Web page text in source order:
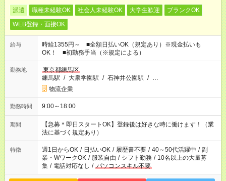
派遣 職種未経験OK 社会人未経験OK 大学生歓迎
ブランクOK
WEB登録・面接OK
給与
時給1355円～ ■全額日払いOK（規定あり）※現金払いも
OK！ ■初勤務手当（※規定による）
勤務地
東京都練馬区
練馬駅 / 大泉学園駅 / 石神井公園駅 / …
物流企業
勤務時間 9:00～18:00
期間
【急募＊即日スタートOK】登録後は好きな時に働けます！（業
法に基づく規定あり）
特徴 週1日からOK / 日払いOK / 履歴書不要 / 40～50代活躍中 / 副
業・WワークOK / 服装自由 / シフト勤務 / 10名以上の大量募
集 / 電話対応なし / パソコンスキル不要